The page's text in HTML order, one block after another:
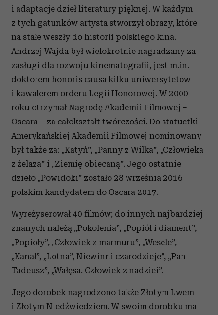
i adaptacje dzieł literatury pięknej. W każdym
z tych gatunków artysta stworzył obrazy, które
na stałe weszły do historii polskiego kina.
Andrzej Wajda był wielokrotnie nagradzany za
zasługi dla rozwoju kinematografii, jest m.in.
doktorem honoris causa kilku uniwersytetów
i kawalerem orderu Legii Honorowej. W 2000
roku otrzymał Nagrodę Akademii Filmowej –
Oscara – za całokształt twórczości. Do statuetki
Amerykańskiej Akademii Filmowej nominowany
był także za: „Katyń”, „Panny z Wilka”, „Człowieka
z żelaza” i „Ziemię obiecaną”. Jego ostatnie
dzieło „Powidoki” zostało 28 września 2016
polskim kandydatem do Oscara 2017.
Wyreżyserował 40 filmów; do innych najbardziej
znanych należą „Pokolenia”, „Popiół i diament”,
„Popioły”, „Człowiek z marmuru”, „Wesele”,
„Kanał”, „Lotna”, Niewinni czarodzieje”, „Pan
Tadeusz”, „Wałęsa. Człowiek z nadziei”.
Jego dorobek nagrodzono także Złotym Lwem
i Złotym Niedźwiedziem. W swoim dorobku ma